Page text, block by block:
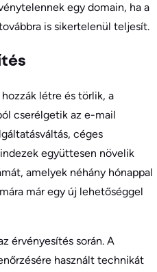
egy domain, ha a
is sikertelenül teljesít.
létre és törlik, a
cserélgetik az e-mail
céges
együttesen növelik
amelyek néhány hónappal
már egy új lehetőséggel
érvényesítés során. A
használt technikát